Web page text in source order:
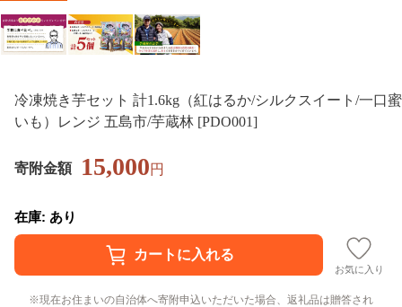
冷凍焼き芋セット 計1.6kg（紅はるか/シルクスイート/一口蜜
いも）レンジ 五島市/芋蔵林 [PDO001]
寄附金額 15,000円
在庫: あり
お気に入り
現在お住まいの自治体へ寄附申込いただいた場合、返礼品は贈答され